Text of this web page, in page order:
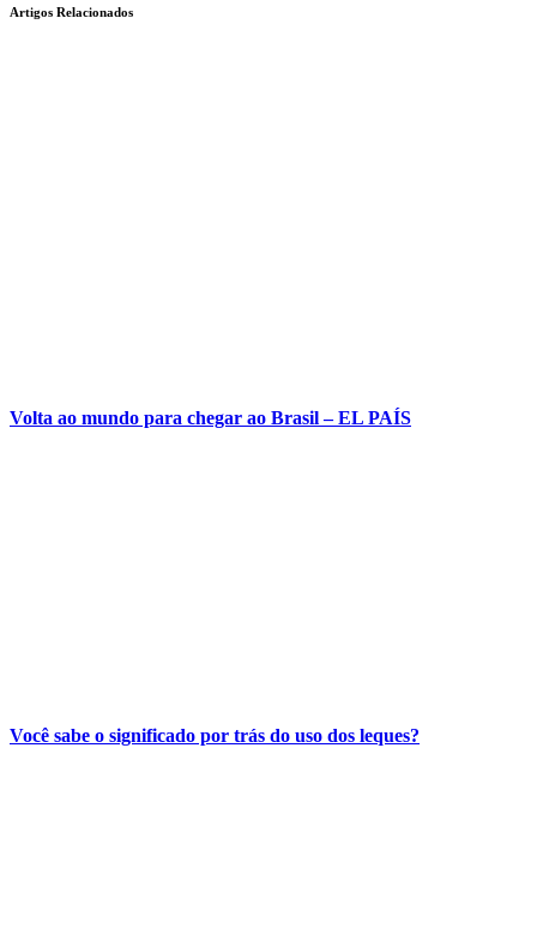
Artigos Relacionados
Volta ao mundo para chegar ao Brasil – EL PAÍS
Você sabe o significado por trás do uso dos leques?